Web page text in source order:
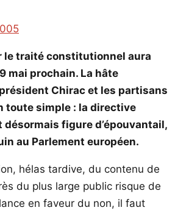
le traité constitutionnel aura
mai prochain. La hâte
Chirac et les partisans
toute simple : la directive
figure d’épouvantail,
au Parlement européen.
hélas tardive, du contenu de
du plus large public risque de
en faveur du non, il faut